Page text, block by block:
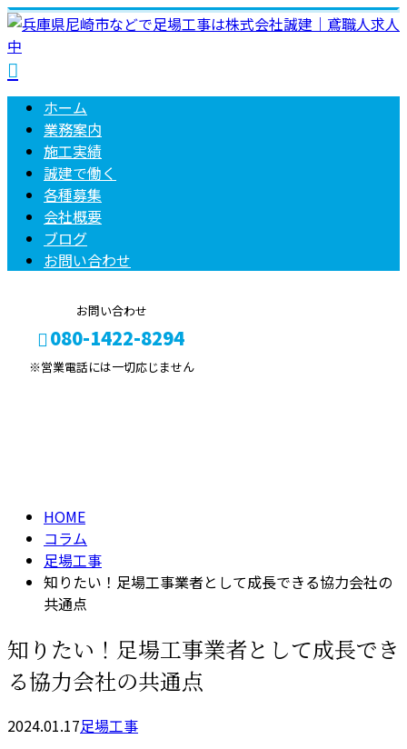
ホーム
業務案内
施工実績
誠建で働く
各種募集
会社概要
ブログ
お問い合わせ
お問い合わせ
080-1422-8294
※営業電話には一切応じません
HOME
コラム
足場工事
知りたい！足場工事業者として成長できる協力会社の
共通点
知りたい！足場工事業者として成長でき
る協力会社の共通点
2024.01.17足場工事